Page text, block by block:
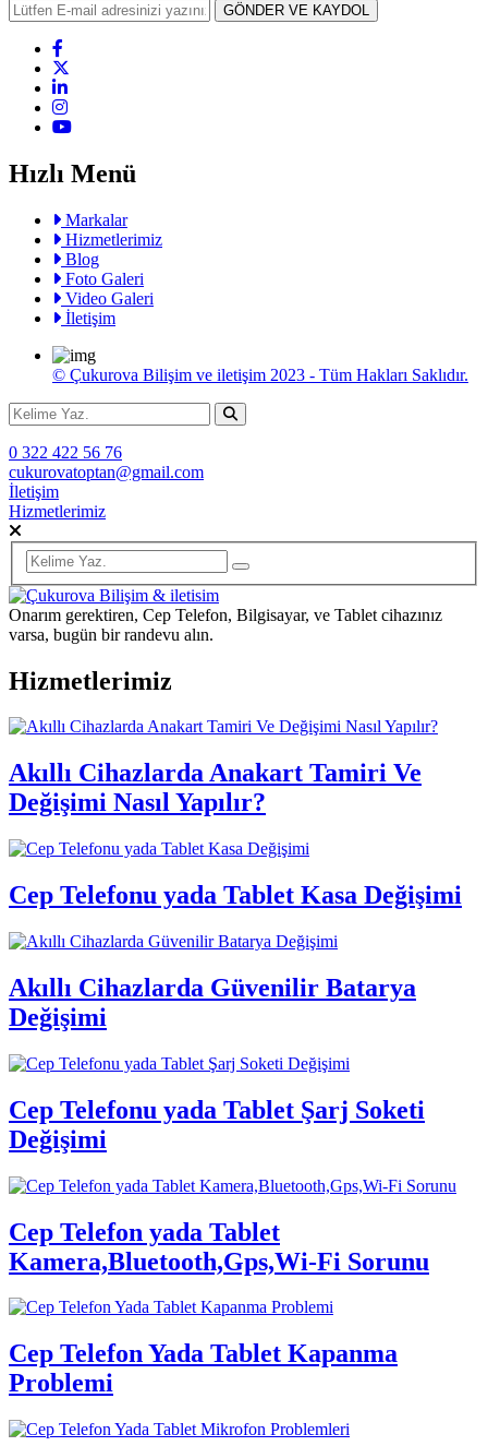
GÖNDER VE KAYDOL
Hızlı Menü
Markalar
Hizmetlerimiz
Blog
Foto Galeri
Video Galeri
İletişim
© Çukurova Bilişim ve iletişim 2023 - Tüm Hakları Saklıdır.
0 322 422 56 76
cukurovatoptan@gmail.com
İletişim
Hizmetlerimiz
Onarım gerektiren, Cep Telefon, Bilgisayar, ve Tablet cihazınız
varsa, bugün bir randevu alın.
Hizmetlerimiz
Akıllı Cihazlarda Anakart Tamiri Ve
Değişimi Nasıl Yapılır?
Cep Telefonu yada Tablet Kasa Değişimi
Akıllı Cihazlarda Güvenilir Batarya
Değişimi
Cep Telefonu yada Tablet Şarj Soketi
Değişimi
Cep Telefon yada Tablet
Kamera,Bluetooth,Gps,Wi-Fi Sorunu
Cep Telefon Yada Tablet Kapanma
Problemi